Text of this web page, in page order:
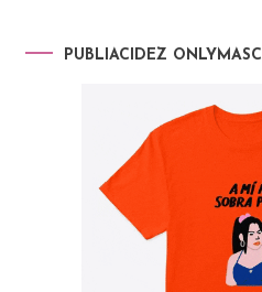
PUBLIACIDEZ ONLYMASC